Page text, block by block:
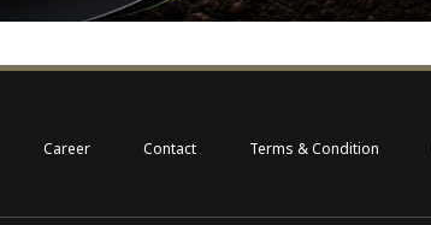
Career Contact Terms & Condition